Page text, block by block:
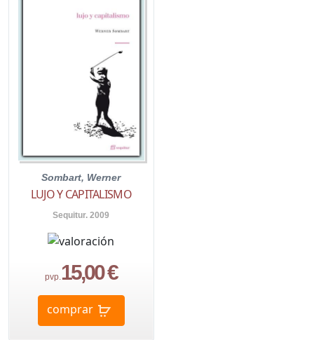
Sombart, Werner
LUJO Y CAPITALISMO
Sequitur. 2009
pvp.15,00 €
comprar